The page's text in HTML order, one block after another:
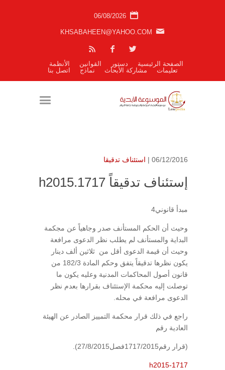
06/08/2026
KHSABAHEEN@YAHOO.COM
الصفحة الرئيسية دستور القوانين
الأنظمة
تعليمات
مشاركة الأبحاث نماذج اتصل بنا
06/12/2016 | استئناف تدقيقا
إستئناف تدقيقاً h2015.1717
مبدأ قانوني4
وحيث أن الحكم المستأنف صدر وجاهياً عن مجكمة
البداية والمستأنف لم يطلب نظر الدعوى مرافعة
وحيث أن قيمة الدعوى أقل من ثلاثين ألف دينار
يكون نظرها تدقيقاً يتفق وحكم المادة 182/3 من
قانون أصول المحاكمات المدنية وعليه يكون ما
توصلت إليه محكمة الإستئناف بقرارها بعدم نظر
الدعوى مرافعة في محله.
راجع في ذلك قرار محكمة التمييز الصادر عن الهيئة
العادية رقم
(قرار رقم1717/2015فصل27/8/2015).
h2015-1717